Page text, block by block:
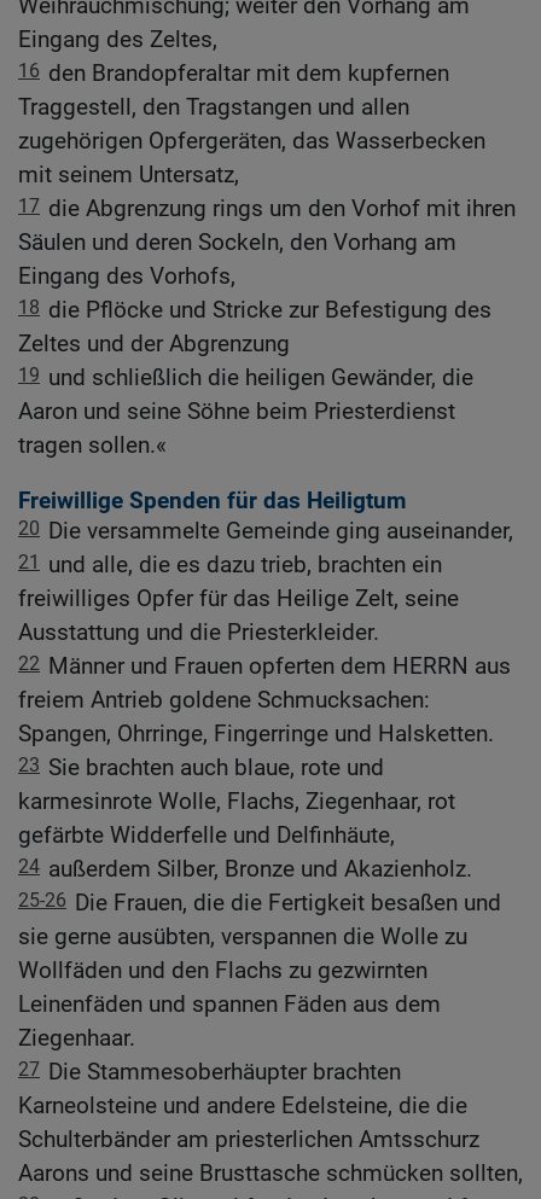
Weihrauchmischung; weiter den Vorhang am
Eingang des Zeltes,
16 den Brandopferaltar mit dem kupfernen
Traggestell, den Tragstangen und allen
zugehörigen Opfergeräten, das Wasserbecken
mit seinem Untersatz,
17 die Abgrenzung rings um den Vorhof mit ihren
Säulen und deren Sockeln, den Vorhang am
Eingang des Vorhofs,
18 die Pflöcke und Stricke zur Befestigung des
Zeltes und der Abgrenzung
19 und schließlich die heiligen Gewänder, die
Aaron und seine Söhne beim Priesterdienst
tragen sollen.«
Freiwillige Spenden für das Heiligtum
20 Die versammelte Gemeinde ging auseinander,
21 und alle, die es dazu trieb, brachten ein
freiwilliges Opfer für das Heilige Zelt, seine
Ausstattung und die Priesterkleider.
22 Männer und Frauen opferten dem HERRN aus
freiem Antrieb goldene Schmucksachen:
Spangen, Ohrringe, Fingerringe und Halsketten.
23 Sie brachten auch blaue, rote und
karmesinrote Wolle, Flachs, Ziegenhaar, rot
gefärbte Widderfelle und Delfinhäute,
24 außerdem Silber, Bronze und Akazienholz.
25-26 Die Frauen, die die Fertigkeit besaßen und
sie gerne ausübten, verspannen die Wolle zu
Wollfäden und den Flachs zu gezwirnten
Leinenfäden und spannen Fäden aus dem
Ziegenhaar.
27 Die Stammesoberhäupter brachten
Karneolsteine und andere Edelsteine, die die
Schulterbänder am priesterlichen Amtsschurz
Aarons und seine Brusttasche schmücken sollten,